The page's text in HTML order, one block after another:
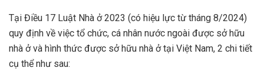
Tại Điều 17 Luật Nhà ở 2023 (có hiệu lực từ tháng 8/2024)
quy định về việc tổ chức, cá nhân nước ngoài được sở hữu
nhà ở và hình thức được sở hữu nhà ở tại Việt Nam, 2 chi tiết
cụ thể như sau: